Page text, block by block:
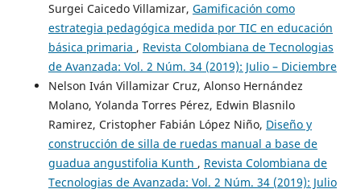
Surgei Caicedo Villamizar, Gamificación como
estrategia pedagógica medida por TIC en educación
básica primaria , Revista Colombiana de Tecnologias
de Avanzada: Vol. 2 Núm. 34 (2019): Julio – Diciembre
Nelson Iván Villamizar Cruz, Alonso Hernández
Molano, Yolanda Torres Pérez, Edwin Blasnilo
Ramirez, Cristopher Fabián López Niño, Diseño y
construcción de silla de ruedas manual a base de
guadua angustifolia Kunth , Revista Colombiana de
Tecnologias de Avanzada: Vol. 2 Núm. 34 (2019): Julio